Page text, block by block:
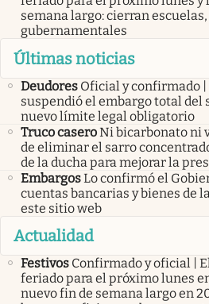
semana largo: cierran
gubernamentales
Últimas noticias
Deudores Oficial y confirmado
suspendió el embargo total del
nuevo límite legal obligatorio
Truco caseroNi bicarbonato ni
de eliminar el sarro
de la ducha para mejorar la
EmbargosLo confirmó el
cuentas bancarias y bienes de
este sitio web
Actualidad
Festivos Confirmado y oficial |
feriado para el próximo lunes
nuevo fin de semana largo en